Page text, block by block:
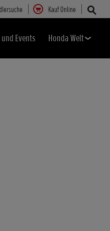
Kauf Online
und Events Honda Welt